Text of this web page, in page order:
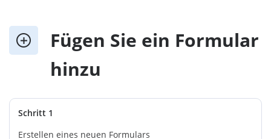
Fügen Sie ein Formular
hinzu
Schritt 1
Erstellen eines neuen Formulars